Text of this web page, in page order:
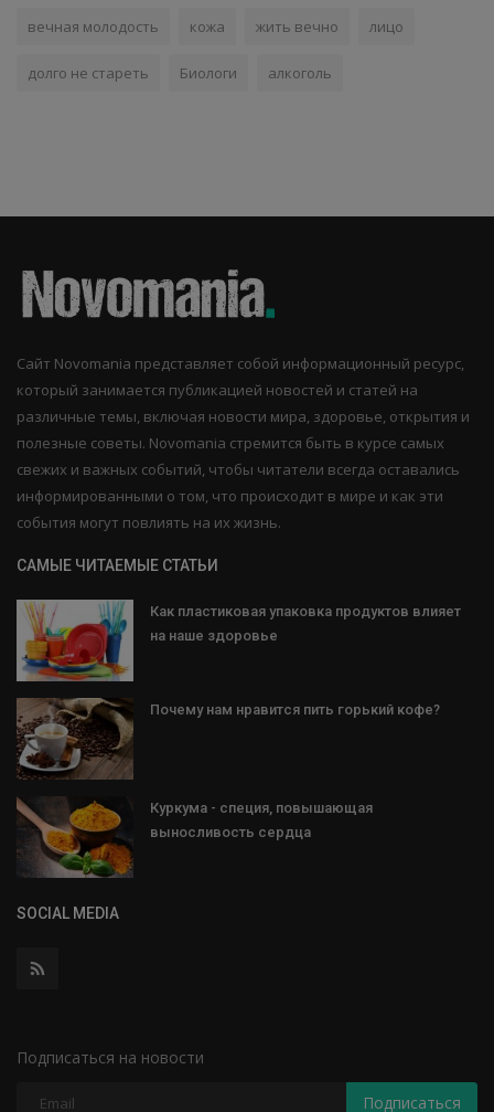
вечная молодость кожа жить вечно лицо
долго не стареть Биологи алкоголь
Сайт Novomania представляет собой информационный ресурс,
который занимается публикацией новостей и статей на
различные темы, включая новости мира, здоровье, открытия и
полезные советы. Novomania стремится быть в курсе самых
свежих и важных событий, чтобы читатели всегда оставались
информированными о том, что происходит в мире и как эти
события могут повлиять на их жизнь.
САМЫЕ ЧИТАЕМЫЕ СТАТЬИ
Как пластиковая упаковка продуктов влияет
на наше здоровье
Почему нам нравится пить горький кофе?
Куркума - специя, повышающая
выносливость сердца
SOCIAL MEDIA
Подписаться на новости
Подписаться